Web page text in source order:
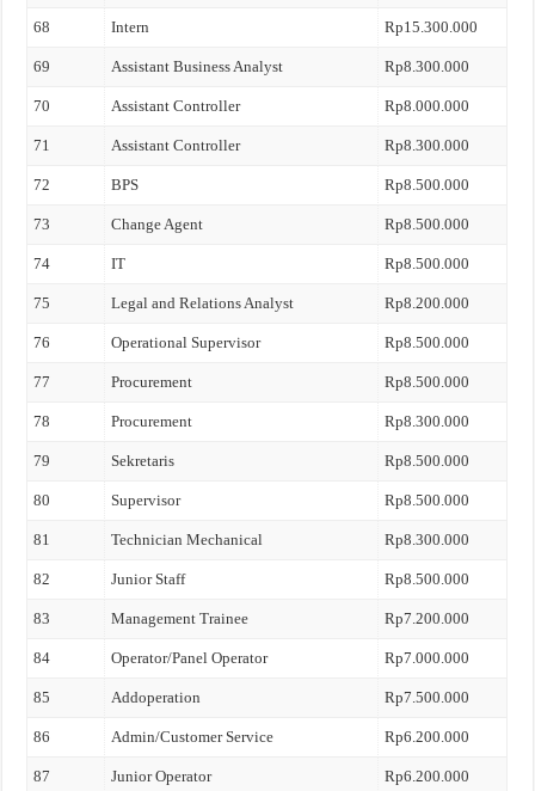
68 Intern Rp15.300.000
69 Assistant Business Analyst Rp8.300.000
70 Assistant Controller Rp8.000.000
71 Assistant Controller Rp8.300.000
72 BPS Rp8.500.000
73 Change Agent Rp8.500.000
74 IT Rp8.500.000
75 Legal and Relations Analyst Rp8.200.000
76 Operational Supervisor Rp8.500.000
77 Procurement Rp8.500.000
78 Procurement Rp8.300.000
79 Sekretaris Rp8.500.000
80 Supervisor Rp8.500.000
81 Technician Mechanical Rp8.300.000
82 Junior Staff Rp8.500.000
83 Management Trainee Rp7.200.000
84 Operator/Panel Operator Rp7.000.000
85 Addoperation Rp7.500.000
86 Admin/Customer Service Rp6.200.000
87 Junior Operator Rp6.200.000